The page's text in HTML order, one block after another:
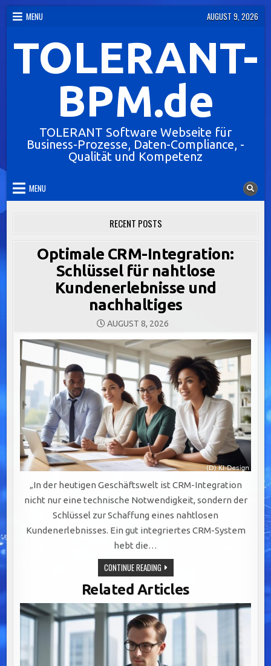
Skip
content
MENU AUGUST 9, 2026
TOLERANT-
BPM.de
TOLERANT Software Webseite für
Business-Prozesse, Daten-Compliance, -
Qualität und Kompetenz
MENU
RECENT POSTS
Optimale CRM-Integration:
Schlüssel für nahtlose
Kundenerlebnisse und
nachhaltiges
AUGUST 8, 2026
„In der heutigen Geschäftswelt ist CRM-Integration
nicht nur eine technische Notwendigkeit, sondern der
Schlüssel zur Schaffung eines nahtlosen
Kundenerlebnisses. Ein gut integriertes CRM-System
hebt die…
CONTINUE READINGOPTIMALE
CRM-
INTEGRATION:
SCHLÜSSEL
FÜR
NAHTLOSE
KUNDENERLEBNISSE
UND
NACHHALTIGES
Related Articles